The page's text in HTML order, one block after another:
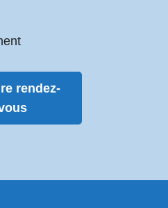
rendez-